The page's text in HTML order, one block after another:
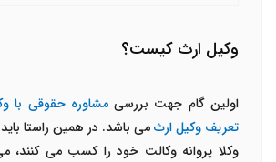
وکیل ارث کیست؟
اولین گام جهت بررسیمشاوره حقوقی با
تعریف وکیل ارثمی باشد. در همین راستا
وکلا پروانه وکالت خود را کسب می کنند،